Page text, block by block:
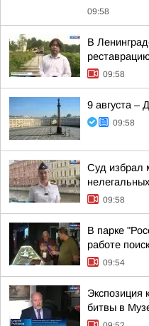
09:58
В
09:58
9 августа –
09:58
Суд избрал
09:58
В парке
работе
09:54
Экспозиция
битвы в